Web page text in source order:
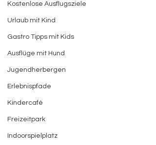
Kostenlose Ausflugsziele
Urlaub mit Kind
Gastro Tipps mit Kids
Ausflüge mit Hund
Jugendherbergen
Erlebnispfade
Kindercafé
Freizeitpark
Indoorspielplatz